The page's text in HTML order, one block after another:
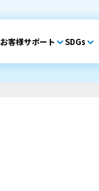
お客様サポート SDGs